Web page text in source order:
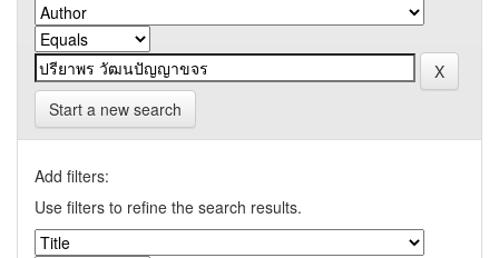
Start a new search
Add filters:
Use filters to refine the search results.